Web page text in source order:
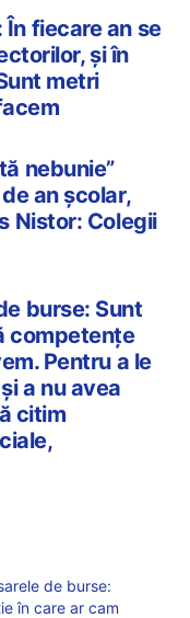
fiecare an se
și în
metri
nebunie”
an școlar,
Nistor: Colegii
burse: Sunt
competențe
Pentru a le
a nu avea
citim
de burse:
în care ar cam